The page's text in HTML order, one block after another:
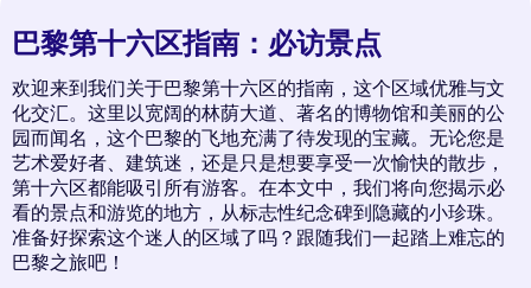
巴黎第十六区指南：必访景点
欢迎来到我们关于巴黎第十六区的指南，这个区域优雅与文
化交汇。这里以宽阔的林荫大道、著名的博物馆和美丽的公
园而闻名，这个巴黎的飞地充满了待发现的宝藏。无论您是
艺术爱好者、建筑迷，还是只是想要享受一次愉快的散步，
第十六区都能吸引所有游客。在本文中，我们将向您揭示必
看的景点和游览的地方，从标志性纪念碑到隐藏的小珍珠。
准备好探索这个迷人的区域了吗？跟随我们一起踏上难忘的
巴黎之旅吧！